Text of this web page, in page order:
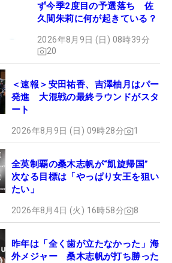
ず今季2度目の予選落ち 佐
久間朱莉に何が起きている？
2026年8月9日 (日) 08時39分
20
＜速報＞安田祐香、吉澤柚月はパー
発進 大混戦の最終ラウンドがスタ
ート
2026年8月9日 (日) 09時28分 1
全英制覇の桑木志帆が“凱旋帰国”
次なる目標は「やっぱり女王を狙い
たい」
2026年8月4日 (火) 16時58分 8
昨年は「全く歯が立たなかった」海
外メジャー 桑木志帆が打ち勝った